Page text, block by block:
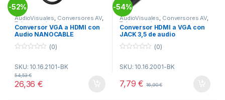
-52%
AudioVisuales, Conversores AV,
Telecomunicacion
Conversor VGA a HDMI con
Audio NANOCABLE
u
t
o
f
(0)
SKU: 10.16.2101-BK
26,36€
54,53€
-54%
AudioVisuales, Conversores AV,
Telecomunicacion
Conversor HDMI a VGA con
JACK 3,5 de audio
NANOCABLE
u
f
(0)
SKU: 10.16.2001-BK
7,79€ 16,90€